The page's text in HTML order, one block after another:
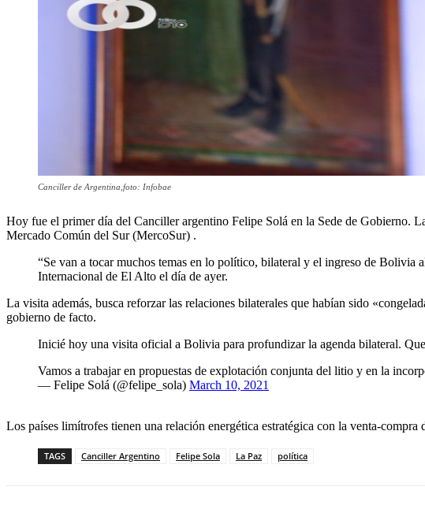
Canciller de Argentina,foto: Infobae
Hoy fue el primer día del Canciller argentino Felipe Solá en la Sede de Gobierno.
Mercado Común del Sur (MercoSur) .
“Se van a tocar muchos temas en lo político, bilateral y el ingreso de Bolivia
Internacional de El Alto el día de ayer.
La visita además, busca reforzar las relaciones bilaterales que habían sido
gobierno de facto.
Inicié hoy una visita oficial a Bolivia para profundizar la agenda bilateral.
Vamos a trabajar en propuestas de explotación conjunta del litio y en la
— Felipe Solá (@felipe_sola) March 10, 2021
Los países limítrofes tienen una relación energética estratégica con la venta-
TAGS Canciller Argentino Felipe Sola La Paz política